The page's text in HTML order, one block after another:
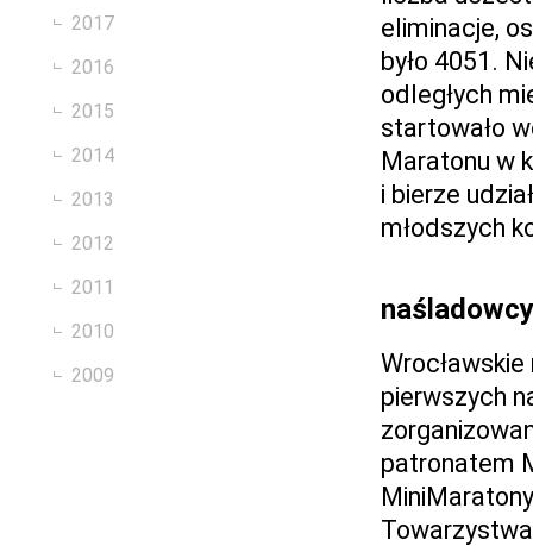
2017
2016
2015
2014
2013
2012
2011
2010
2009
eliminacje,
było 4051.
odległych
startowało
Maratonu w
i bierze
młodszych
naśladowcy
pierwszych
patronatem